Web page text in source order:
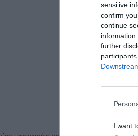
sensitive
confirm
continue
information
further
I want